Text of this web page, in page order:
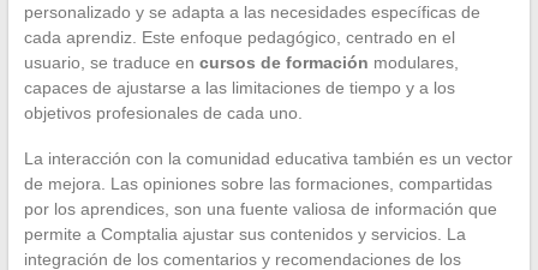
personalizado y se adapta a las necesidades específicas de
cada aprendiz. Este enfoque pedagógico, centrado en el
usuario, se traduce en cursos de formación modulares,
capaces de ajustarse a las limitaciones de tiempo y a los
objetivos profesionales de cada uno.
La interacción con la comunidad educativa también es un vector
de mejora. Las opiniones sobre las formaciones, compartidas
por los aprendices, son una fuente valiosa de información que
permite a Comptalia ajustar sus contenidos y servicios. La
integración de los comentarios y recomendaciones de los